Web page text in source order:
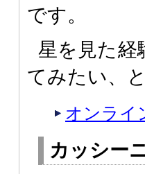
です。
星を見た経
てみたい、
オンライ
カッシー